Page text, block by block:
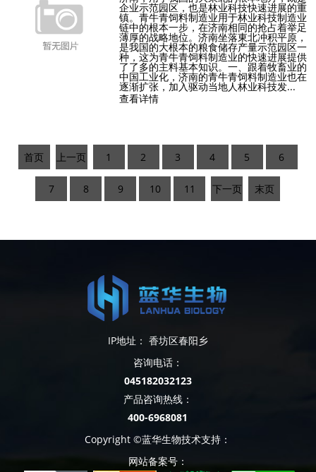
企业示范园区，也是林业科技快速进展的重
镇。青牛青饲料制造业用于林业科技制造业
链中的根本一步，在济南相同的抢占着举足
薄厚的战略地位。济南坐落東北冲积平原，
是我国的大根本的粮食储存产量示范园区一
种，这为青牛青饲料制造业的快速进展提供
了了多的主料基本知识。一、跟着牧畜业的
中国工业化，济南的青牛青饲料制造业也在
逐渐扩张，加入驱动当地人林业科技发...
查看详情
首页 上一页 1 2 3 4 5 6
7 8 9 10 11 下一页 末页
IP地址： 香坊区春阳乡
咨询电话：
045182032123
产品咨询热线：
400-6968081
Copyright ©蓝华生物技术支持：
网站备案号：